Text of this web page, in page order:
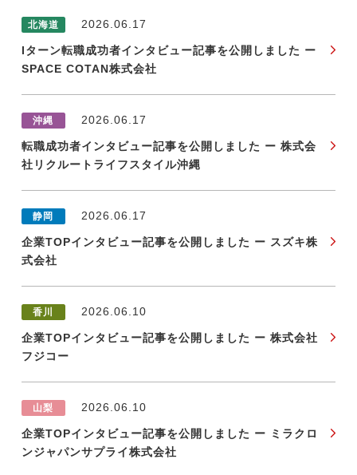
北海道 2026.06.17
Iターン転職成功者インタビュー記事を公開しました ー
SPACE COTAN株式会社
沖縄 2026.06.17
転職成功者インタビュー記事を公開しました ー 株式会
社リクルートライフスタイル沖縄
静岡 2026.06.17
企業TOPインタビュー記事を公開しました ー スズキ株
式会社
香川 2026.06.10
企業TOPインタビュー記事を公開しました ー 株式会社
フジコー
山梨 2026.06.10
企業TOPインタビュー記事を公開しました ー ミラクロ
ンジャパンサプライ株式会社